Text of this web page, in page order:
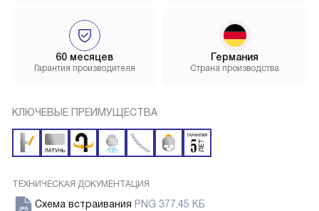
60 месяцев
Гарантия производителя
Германия
Страна производства
КЛЮЧЕВЫЕ ПРЕИМУЩЕСТВА
ТЕХНИЧЕСКАЯ ДОКУМЕНТАЦИЯ
Схема встраивания PNG 377.45 КБ